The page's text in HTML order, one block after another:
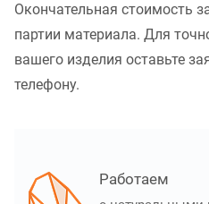
Окончательная стоимость
партии материала. Для
вашего изделия оставьте
телефону.
Работаем